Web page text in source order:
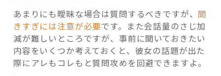
あまりにも曖昧な場合は質問するべきですが、 聞
きすぎには注意が必要です。また会話量のさじ加
減が難しいところですが、事前に聞いておきたい
内容をいくつか考えておくと、彼女の話題が出た
際にアレもコレもと質問攻めを回避できますよ。